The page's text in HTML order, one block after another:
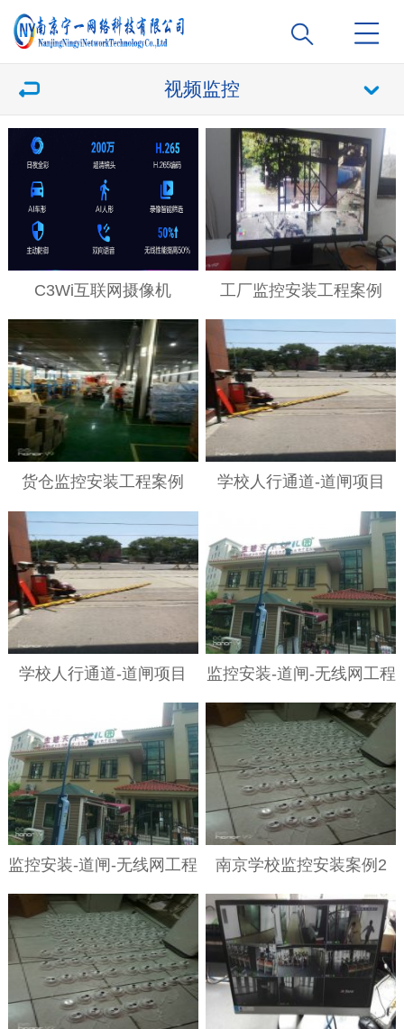
视频监控
C3Wi互联网摄像机 工厂监控安装工程案例
货仓监控安装工程案例 学校人行通道-道闸项目
学校人行通道-道闸项目 监控安装-道闸-无线网工程
监控安装-道闸-无线网工程 南京学校监控安装案例2